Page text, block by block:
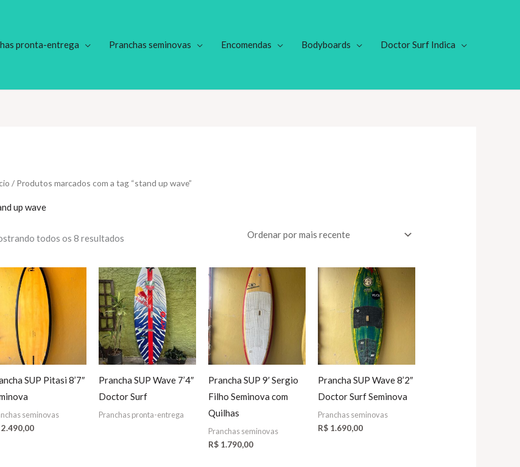
pronta-entrega Pranchas seminovas Encomendas Bodyboards Doctor Surf Indica
/ Produtos marcados com a tag “stand up wave”
up wave
todos os 8 resultados
recente
SUP Pitasi 8’7″
seminovas
2.490,00
Prancha SUP Wave 7’4″
Doctor Surf
Pranchas pronta-entrega
Prancha SUP 9′ Sergio
Filho Seminova com
Quilhas
Pranchas seminovas
R$1.790,00
Prancha SUP Wave 8’2″
Doctor Surf Seminova
Pranchas seminovas
R$1.690,00